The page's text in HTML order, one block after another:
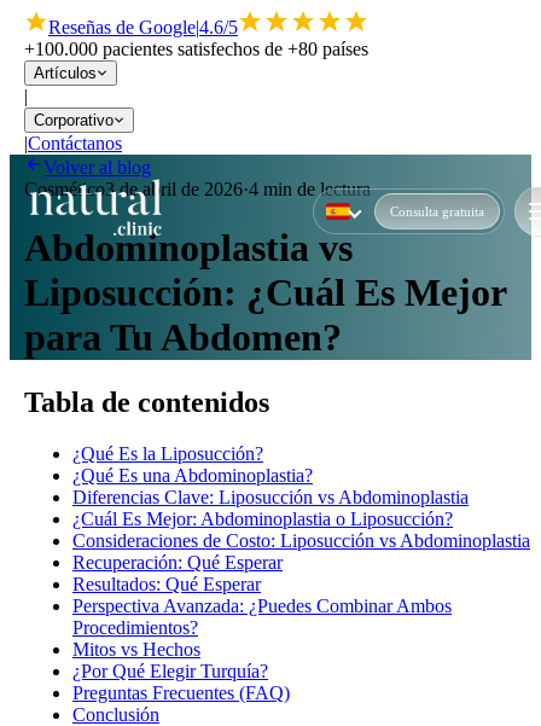
Reseñas de Google|4.6/5
+100.000 pacientes satisfechos de +80 países
Artículos
|
Corporativo
|Contáctanos
Consulta gratuita
Volver al blog
Cosmético3 de abril de 2026·4 min de lectura
Abdominoplastia vs
Liposucción: ¿Cuál Es Mejor
para Tu Abdomen?
Tabla de contenidos
¿Qué Es la Liposucción?
¿Qué Es una Abdominoplastia?
Diferencias Clave: Liposucción vs Abdominoplastia
¿Cuál Es Mejor: Abdominoplastia o Liposucción?
Consideraciones de Costo: Liposucción vs Abdominoplastia
Recuperación: Qué Esperar
Resultados: Qué Esperar
Perspectiva Avanzada: ¿Puedes Combinar Ambos
Procedimientos?
Mitos vs Hechos
¿Por Qué Elegir Turquía?
Preguntas Frecuentes (FAQ)
Conclusión